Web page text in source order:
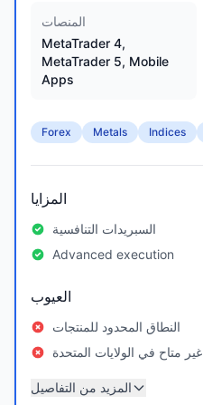
المنصات
MetaTrader 4,
MetaTrader 5, Mobile
Apps
Forex Metals Indices
المزايا
السبريدات التنافسية
Advanced execution
العيوب
النطاق المحدود للمنتجات
غير متاح في الولايات المتحدة
المزيد من التفاصيل